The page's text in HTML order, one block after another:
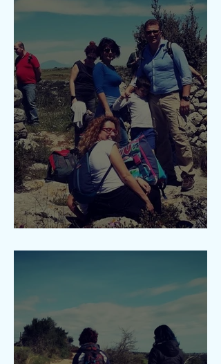
Canyon Berritta